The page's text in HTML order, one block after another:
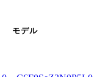
モデル